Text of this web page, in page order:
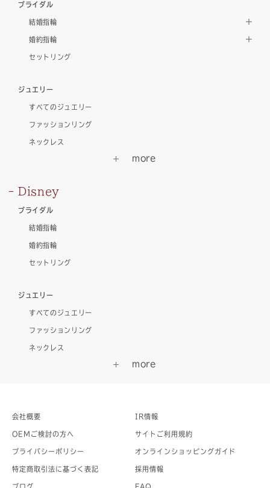
ブライダル
結婚指輪
婚約指輪
セットリング
ジュエリー
すべてのジュエリー
ファッションリング
ネックレス
Disney
ブライダル
結婚指輪
婚約指輪
セットリング
ジュエリー
すべてのジュエリー
ファッションリング
ネックレス
会社概要 IR情報
OEMご検討の方へ サイトご利用規約
プライバシーポリシー オンラインショッピングガイド
特定商取引法に基づく表記 採用情報
ブログ FAQ